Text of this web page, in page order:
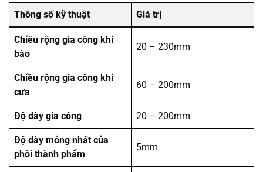
Thông số kỹ thuật Giá trị
Chiều rộng gia công khi
bào
20 – 230mm
Chiều rộng gia công khi
cưa
60 – 200mm
Độ dày gia công 20 – 200mm
Độ dày mỏng nhất của
phôi thành phẩm
5mm